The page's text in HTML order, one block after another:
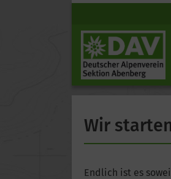
Wir
Endlich ist es